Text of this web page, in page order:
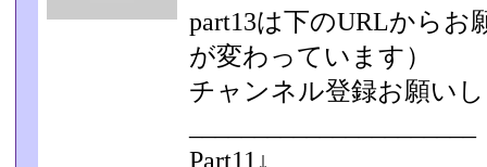
part13は下のURLから
が変わっています）
チャンネル登録お願い
Part11↓